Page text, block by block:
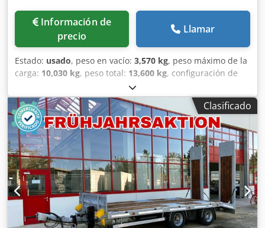
Información de
precio
Llamar
Estado: usado, peso en vacío: 3,570 kg, peso máximo de la
carga: 10,030 kg, peso total: 13,600 kg, configuración de
10/2017
de carga:6,300 mm, anchura del espacio de carga:2,470
mm, amortiguación:otro , tamaño del neumático:
205/65R17,5 ---/124J, color: otro, tipo de engranaje:otro
tamaño del neumático delantero:205/65R17,5 ---/124J,
tamaño del neumático trasero:
205/65R17,5 ---/124J
cabina del conductor:otro, clase de emisión:ninguno,
Equipamiento:ABS, freno de aire comprimido
, Altura de
carga aprox. 820 mm, 10 anillas de amarre, -- Errores de
impresión, equivocaciones y cambios reservados,
imágenes de muestra --, Más datos en: !, Más detalles: !
Cjdpfx Adezr R T Norsrf
Clasificado